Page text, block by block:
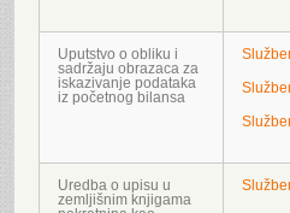
Uputstvo o obliku i
sadržaju obrazaca za
iskazivanje podataka
iz početnog bilansa
Uredba o upisu u
zemljišnim knjigama